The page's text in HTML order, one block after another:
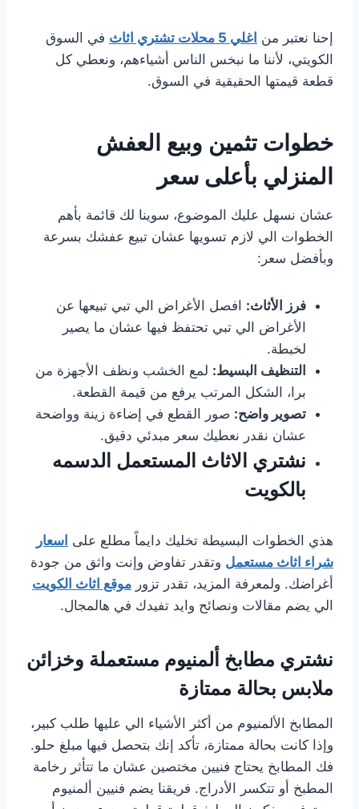
إحنا نعتبر من اغلي 5 محلات تشتري اثاث
في السوق
الكويتي، لأننا ما نبخس الناس أشياءهم، ونعطي كل
قطعة قيمتها الحقيقية في السوق.
خطوات تثمين وبيع العفش
المنزلي بأعلى سعر
عشان نسهل عليك الموضوع، سوينا لك قائمة بأهم
الخطوات الي لازم تسويها عشان تبيع عفشك بسرعة
وبأفضل سعر:
فرز الأثاث: افصل الأغراض الي تبي تبيعها عن
الأغراض الي تبي تحتفظ فيها عشان ما يصير
لخبطة.
التنظيف البسيط: لمع الخشب ونظف الأجهزة من
برا، الشكل المرتب يرفع من قيمة القطعة.
تصوير واضح: صور القطع في إضاءة زينة وواضحة
عشان نقدر نعطيك سعر مبدئي دقيق.
نشتري الاثاث المستعمل الدسمه
بالكويت
هذي الخطوات البسيطة تخليك دايماً مطلع على اسعار
شراء اثاث مستعمل وتقدر تفاوض وإنت واثق من جودة
أغراضك. ولمعرفة المزيد، تقدر تزور موقع اثاث الكويت
الي يضم مقالات ونصائح وايد تفيدك في هالمجال.
نشتري مطابخ ألمنيوم مستعملة وخزائن
ملابس بحالة ممتازة
المطابخ الألمنيوم من أكثر الأشياء الي عليها طلب كبير،
وإذا كانت بحالة ممتازة، تأكد إنك بتحصل فيها مبلغ حلو.
فك المطابخ يحتاج فنيين مختصين عشان ما تتأثر رخامة
المطبخ أو تتكسر الأدراج. فريقنا يضم فنيين ألمنيوم